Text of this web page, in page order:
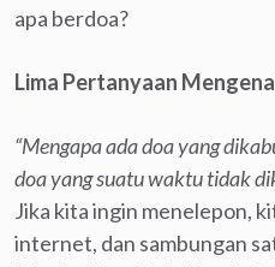
apa berdoa?
Lima Pertanyaan
“Mengapa ada doa yang
doa yang suatu waktu tidak
Jika kita ingin menelepon,
internet, dan sambungan